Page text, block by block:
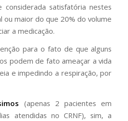
considerada satisfatória nestes
ou maior do que 20% do volume
a medicação.
para o fato de que alguns
podem de fato ameaçar a vida
e impedindo a respiração, por
(apenas 2 pacientes em
atendidas no CRNF), sim, a